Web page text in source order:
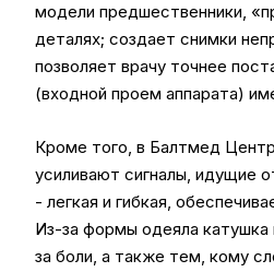
модели предшественники,
деталях; создает снимки
позволяет врачу точнее
(входной проем аппарата)
Кроме того, в Балтмед
усиливают сигналы, идущие
- легкая и гибкая,
Из-за формы одеяла катушка
за боли, а также тем, кому